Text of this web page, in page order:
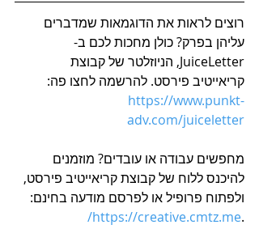
רוצים לראות את הדוגמאות שמדברים
עליהן בפרק? כולן מחכות לכם ב-
JuiceLetter, הניוזלטר של קבוצת
קריאייטיב פירסט. להרשמה לחצו פה:
https://www.punkt-
adv.com/juiceletter
מחפשים עבודה או עובדים? מוזמנים
להיכנס ללוח של קבוצת קריאייטיב פירסט,
ולפתוח פרופיל או לפרסם מודעה בחינם:
.
https://creative.cmtz.me/